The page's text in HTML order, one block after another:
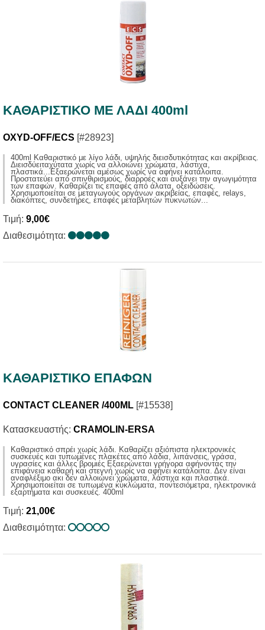
ΚΑΘΑΡΙΣΤΙΚΟ ΜΕ ΛΑΔΙ 400ml
OXYD-OFF/ECS [#28923]
400ml Καθαριστικό με λίγο λάδι, υψηλής διεισδυτικότητας και ακρίβειας.
Διεισδύειταχύτατα χωρίς να αλλοιώνει χρώματα, λάστιχα,
πλαστικά...Εξαερώνεται αμέσως χωρίς να αφήνει κατάλοιπα.
Προστατεύει από σπινθιρισμούς, διαρροές και αυξάνει την αγωγιμότητα
των επαφών. Καθαρίζει τις επαφές από άλατα, οξειδώσεις.
Χρησιμοποιείται σε μεταγωγούς οργάνων ακριβείας, επαφές, relays,
διακόπτες, συνδετήρες, επαφές μεταβλητών πυκνωτών...
Τιμή: 9,00€
Διαθεσιμότητα:
ΚΑΘΑΡΙΣΤΙΚΟ ΕΠΑΦΩΝ
CONTACT CLEANER /400ML [#15538]
Κατασκευαστής: CRAMOLIN-ERSA
Καθαριστικό σπρέι χωρίς λάδι. Καθαρίζει αξιόπιστα ηλεκτρονικές
συσκευές και τυπωμένες πλακέτες από λάδια, λιπάνσεις, γράσα,
υγρασίες και άλλες βρομιές Εξαερώνεται γρήγορα αφήνοντας την
επιφάνεια καθαρή και στεγνή χωρίς να αφήνει κατάλοιπα. Δεν είναι
αναφλέξιμο ακι δεν αλλοιώνει χρώματα, λάστιχα και πλαστικά.
Χρησιμοποιείται σε τυπωμένα κυκλώματα, ποντεσιόμετρα, ηλεκτρονικά
εξαρτήματα και συσκευές. 400ml
Τιμή: 21,00€
Διαθεσιμότητα: